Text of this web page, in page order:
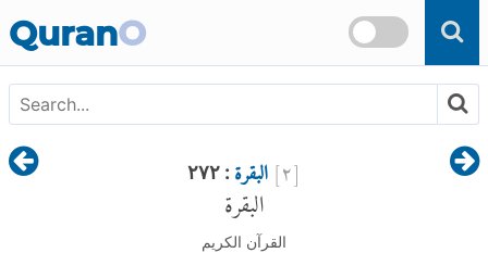
Skip to main content
QuranO
[٢]البقرة : ٢٧٢البقرة
القرآن الكريم